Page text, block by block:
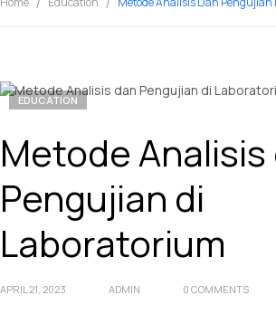
EDUCATION
Metode Analisis
Pengujian di
Laboratorium
APRIL 21, 2023 ADMIN 0 COMMENTS